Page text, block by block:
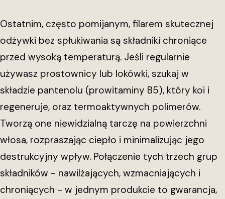
Ostatnim, często pomijanym, filarem skutecznej
odżywki bez spłukiwania są składniki chroniące
przed wysoką temperaturą. Jeśli regularnie
używasz prostownicy lub lokówki, szukaj w
składzie pantenolu (prowitaminy B5), który koi i
regeneruje, oraz termoaktywnych polimerów.
Tworzą one niewidzialną tarczę na powierzchni
włosa, rozpraszając ciepło i minimalizując jego
destrukcyjny wpływ. Połączenie tych trzech grup
składników - nawilżających, wzmacniających i
chroniących - w jednym produkcie to gwarancja,